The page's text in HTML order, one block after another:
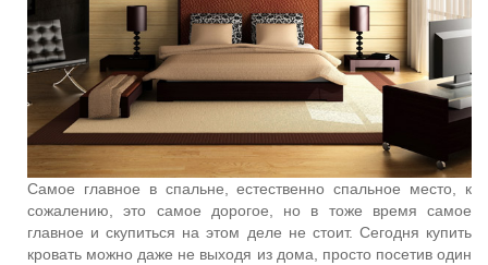
Самое главное в спальне, естественно спальное место, к
сожалению, это самое дорогое, но в тоже время самое
главное и скупиться на этом деле не стоит. Сегодня купить
кровать можно даже не выходя из дома, просто посетив один